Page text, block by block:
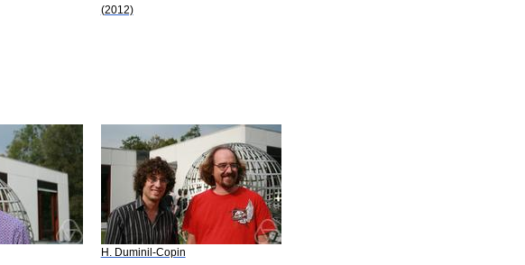
(2012)
H. Duminil-Copin